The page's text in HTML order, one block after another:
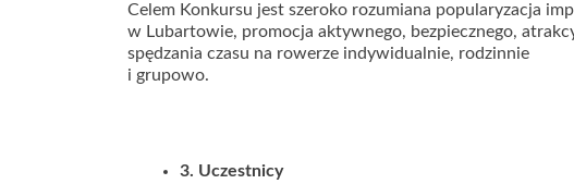
Celem Konkursu jest szeroko rozumiana popularyzacja
w Lubartowie, promocja aktywnego, bezpiecznego,
spędzania czasu na rowerze indywidualnie, rodzinnie
i grupowo.
3. Uczestnicy